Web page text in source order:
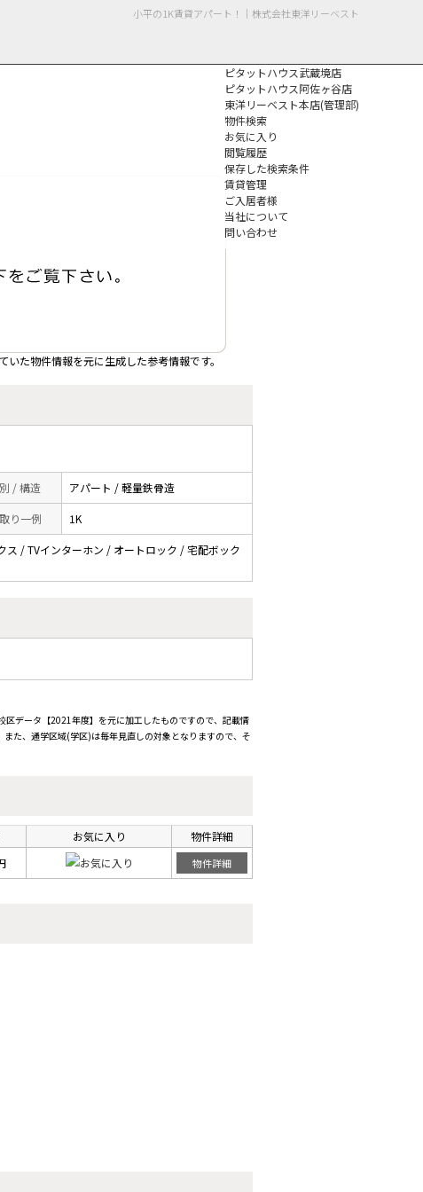
小平の1K賃貸アパート！｜株式会社東洋リーベスト
ピタットハウス武蔵境店
ピタットハウス阿佐ヶ谷店
東洋リーベスト本店(管理部)
物件検索
お気に入り
閲覧履歴
保存した検索条件
賃貸管理
ご入居者様
当社について
問い合わせ
た物件情報を元に生成した参考情報です。
/ 構造 アパート / 軽量鉄骨造
り一例 1K
/ TVインターホン / オートロック / 宅配ボック
データ【2021年度】を元に加工したものですので、記載情
た、通学区域(学区)は毎年見直しの対象となりますので、そ
お気に入り
物件詳細
物件詳細